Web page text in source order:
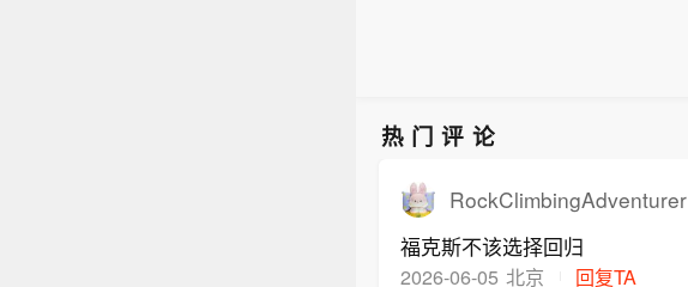
热门评论
RockClimbingAdventurer
福克斯不该选择回归
2026-06-05 北京 回复TA